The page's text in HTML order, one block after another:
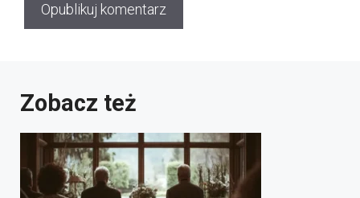
Zobacz też